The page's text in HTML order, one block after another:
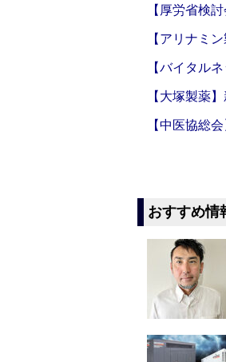
【厚労省検
【アリナミ
【バイタル
【大塚製薬
【中医協総
おすすめ情